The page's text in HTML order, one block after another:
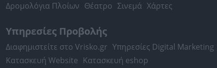
Δρομολόγια Πλοίων Θέατρο Σινεμά Χάρτες
Υπηρεσίες Προβολής
Διαφημιστείτε στο Vrisko.gr Υπηρεσίες Digital Marketing
Κατασκευή Website Κατασκευή eshop